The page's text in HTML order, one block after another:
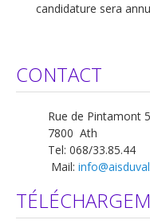
candidature sera
CONTACT
Rue de Pintamont
7800 Ath
Tel: 068/33.85.44
Mail: